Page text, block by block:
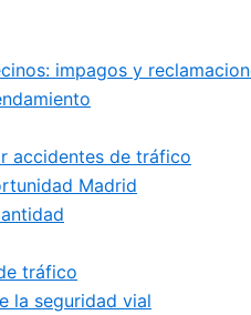
impagos y
accidentes de tráfico
Madrid
tráfico
la seguridad vial